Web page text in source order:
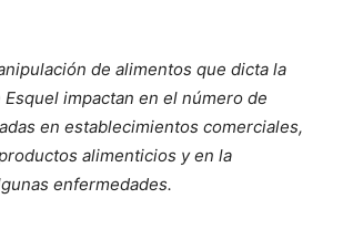
de alimentos que dicta la
impactan en el número de
en establecimientos comerciales,
alimenticios y en la
enfermedades.